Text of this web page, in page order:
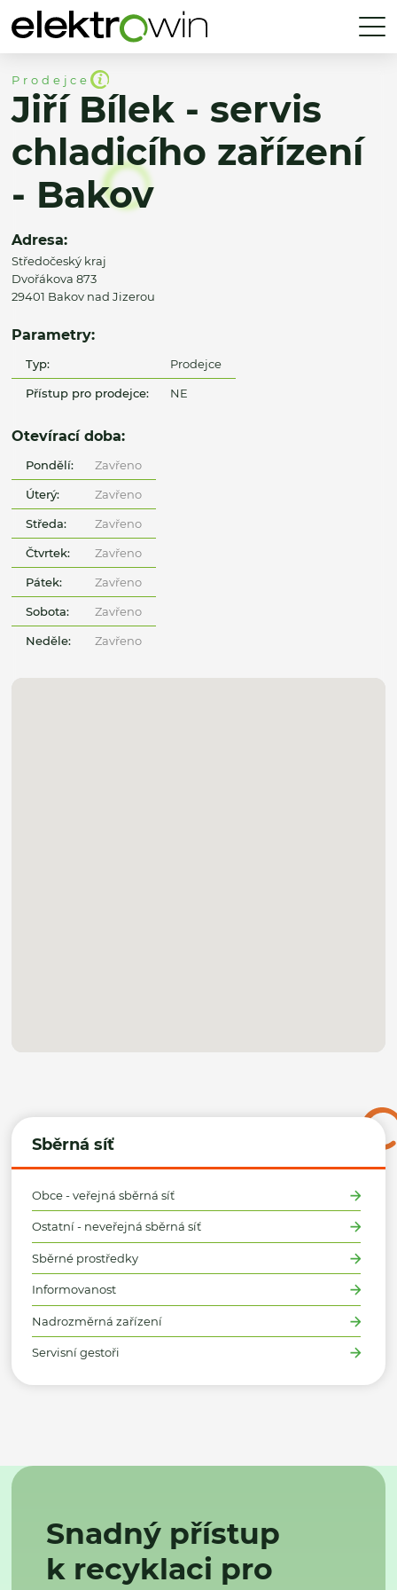
Sběrná síť
Obce - veřejná sběrná síť
Ostatní - neveřejná sběrná síť
Sběrné prostředky
Informovanost
Nadrozměrná zařízení
Servisní gestoři
Prodejce
Jiří Bílek - servis
chladicího zařízení
- Bakov
Adresa:
Středočeský kraj
Dvořákova 873
29401 Bakov nad Jizerou
Parametry:
Typ: Prodejce
Přístup pro prodejce: NE
Otevírací doba:
Pondělí: Zavřeno
Úterý: Zavřeno
Středa: Zavřeno
Čtvrtek: Zavřeno
Pátek: Zavřeno
Sobota: Zavřeno
Neděle: Zavřeno
Snadný přístup
k recyklaci pro